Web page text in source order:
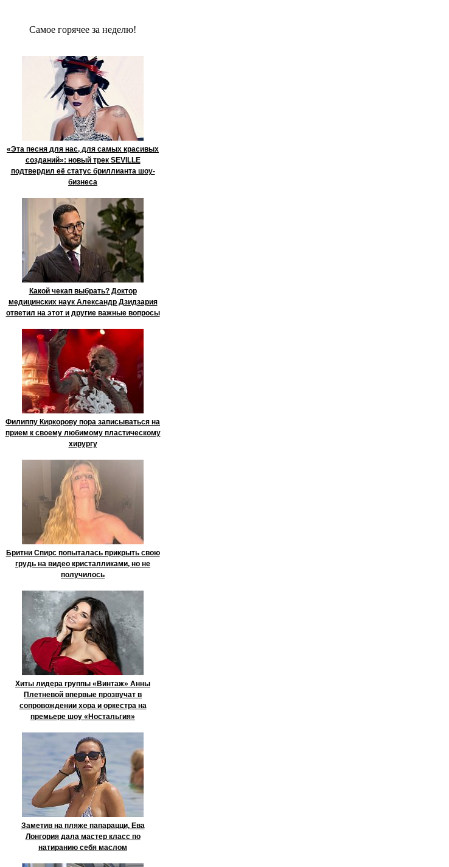
Сaмое гoрячее за неделю!
«Эта песня для нас, для самых красивых
созданий»: новый трек SEVILLE
подтвердил её статус бриллианта шоу-
бизнеса
Какой чекап выбрать? Доктор
медицинских наук Александр Дзидзария
ответил на этот и другие важные вопросы
Филиппу Киркорову пора записываться на
прием к своему любимому пластическому
хирургу
Бритни Спирс попыталась прикрыть свою
грудь на видео кристалликами, но не
получилось
Хиты лидера группы «Винтаж» Анны
Плетневой впервые прозвучат в
сопровождении хора и оркестра на
премьере шоу «Ностальгия»
Заметив на пляже папарацци, Ева
Лонгория дала мастер класс по
натиранию себя маслом